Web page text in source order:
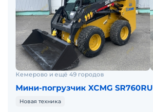
Кемерово и ещё 49 городов
Мини-погрузчик XCMG SR760RU
Новая техника